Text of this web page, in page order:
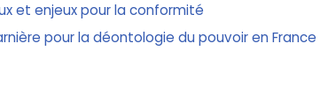
et enjeux pour la conformité
pour la déontologie du pouvoir en France